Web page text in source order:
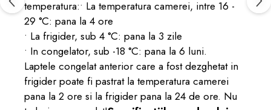
temperatura:• La temperatura camerei, intre 16 -
29 °C: pana la 4 ore
• La frigider, sub 4 °C: pana la 3 zile
• In congelator, sub -18 °C: pana la 6 luni.
Laptele congelat anterior care a fost dezghetat in
frigider poate fi pastrat la temperatura camerei
pana la 2 ore si la frigider pana la 24 de ore. Nu